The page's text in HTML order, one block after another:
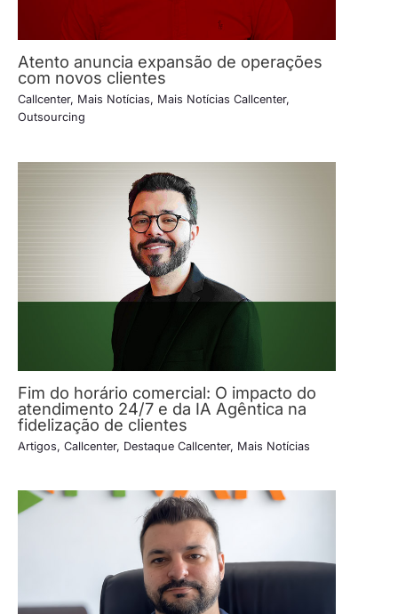
Atento anuncia expansão de operações
com novos clientes
Callcenter, Mais Notícias, Mais Notícias Callcenter,
Outsourcing
Fim do horário comercial: O impacto do
atendimento 24/7 e da IA Agêntica na
fidelização de clientes
Artigos, Callcenter, Destaque Callcenter, Mais Notícias